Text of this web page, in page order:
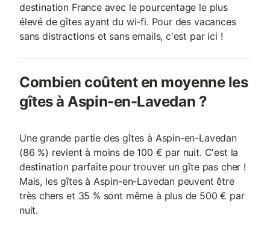
destination France avec le pourcentage le plus
élevé de gîtes ayant du wi-fi. Pour des vacances
sans distractions et sans emails, c'est par ici !
Combien coûtent en moyenne les
gîtes à Aspin-en-Lavedan ?
Une grande partie des gîtes à Aspin-en-Lavedan
(86 %) revient à moins de 100 € par nuit. C'est la
destination parfaite pour trouver un gîte pas cher !
Mais, les gîtes à Aspin-en-Lavedan peuvent être
très chers et 35 % sont même à plus de 500 € par
nuit.